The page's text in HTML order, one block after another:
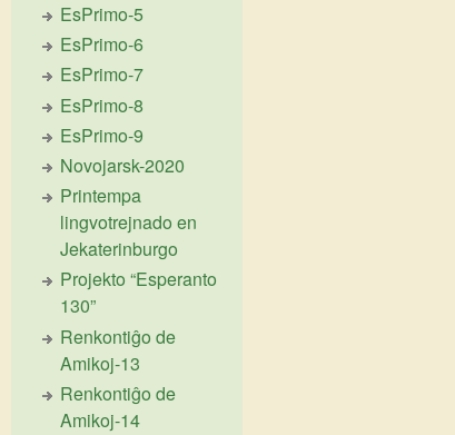
EsPrimo-5
EsPrimo-6
EsPrimo-7
EsPrimo-8
EsPrimo-9
Novojarsk-2020
Printempa
lingvotrejnado en
Jekaterinburgo
Projekto “Esperanto
130”
Renkontiĝo de
Amikoj-13
Renkontiĝo de
Amikoj-14